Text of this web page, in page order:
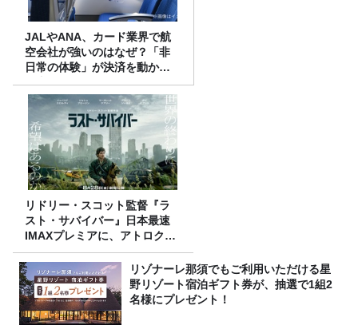
JALやANA、カード業界で航
空会社が強いのはなぜ？「非
日常の体験」が決済を動かす
理由
リドリー・スコット監督『ラ
スト・サバイバー』日本最速
IMAXプレミアに、アトロクリ
スナー60名をご招待！
リゾナーレ那須でもご利用いただける星
野リゾート宿泊ギフト券が、抽選で1組2
名様にプレゼント！